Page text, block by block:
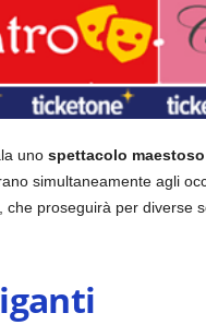
uno spettacolo maestoso
simultaneamente agli
proseguirà per